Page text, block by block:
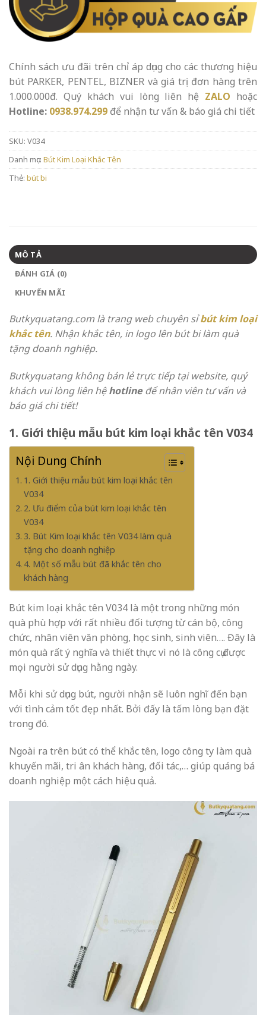
Chính sách ưu đãi trên chỉ áp dụng cho các thương hiệu
bút PARKER, PENTEL, BIZNER và giá trị đơn hàng trên
1.000.000đ. Quý khách vui lòng liên hệ ZALO hoặc
Hotline: 0938.974.299 để nhận tư vấn & báo giá chi tiết
SKU: V034
Danh mục: Bút Kim Loại Khắc Tên
Thẻ: bút bi
MÔ TẢ
ĐÁNH GIÁ (0)
KHUYẾN MÃI
Butkyquatang.com là trang web chuyên sỉbút kim loại
khắc tên. Nhận khắc tên, in logo lên bút bi làm quà
tặng doanh nghiệp.
Butkyquatang không bán lẻ trực tiếp tại website, quý
khách vui lòng liên hệhotlineđể nhân viên tư vấn và
báo giá chi tiết!
1. Giới thiệu mẫu bút kim loại khắc tên V034
Nội Dung Chính
1. Giới thiệu mẫu bút kim loại khắc tên
V034
2. Ưu điểm của bút kim loại khắc tên
V034
3. Bút Kim loại khắc tên V034 làm quà
tặng cho doanh nghiệp
4. Một số mẫu bút đã khắc tên cho
khách hàng
Bút kim loại khắc tên V034 là một trong những món
quà phù hợp với rất nhiều đối tượng từ cán bộ, công
chức, nhân viên văn phòng, học sinh, sinh viên…. Đây là
món quà rất ý nghĩa và thiết thực vì nó là công cụ được
mọi người sử dụng hằng ngày.
Mỗi khi sử dụng bút, người nhận sẽ luôn nghĩ đến bạn
với tình cảm tốt đẹp nhất. Bởi đấy là tấm lòng bạn đặt
trong đó.
Ngoài ra trên bút có thể khắc tên, logo công ty làm quà
khuyến mãi, tri ân khách hàng, đối tác,… giúp quáng bá
doanh nghiệp một cách hiệu quả.